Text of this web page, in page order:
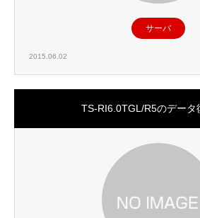
サーバ
2015.06.02
TS-RI6.0TGL/R5のデータ